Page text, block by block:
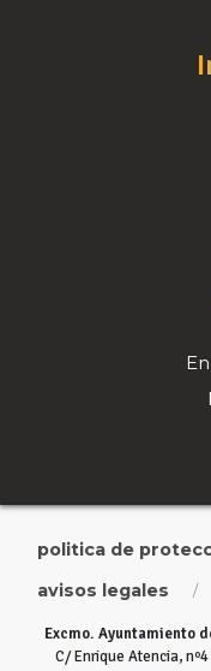
politica de
avisos legales /
Excmo. Ayuntamiento
C/ Enrique Atencia,